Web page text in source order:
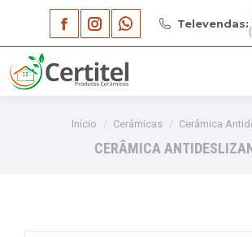
Facebook
page
opens
new
Instagram
page
opens
new
Whatsapp
page
new
Televendas:
Você está aqui:
Início Cerâmicas Cerâmica
CERÂMICA